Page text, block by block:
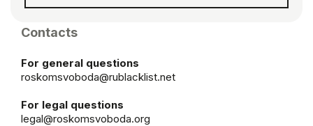
Contacts
For general questions
roskomsvoboda@rublacklist.net
For legal questions
legal@roskomsvoboda.org